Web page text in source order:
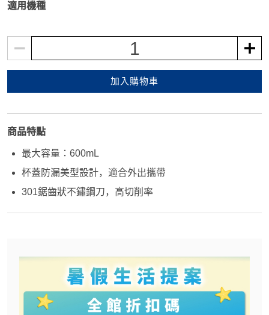
適用機種
1
加入購物車
商品特點
最大容量：600mL
杯蓋防漏美型設計，適合外出攜帶
301鋸齒狀不鏽鋼刀，高切削率